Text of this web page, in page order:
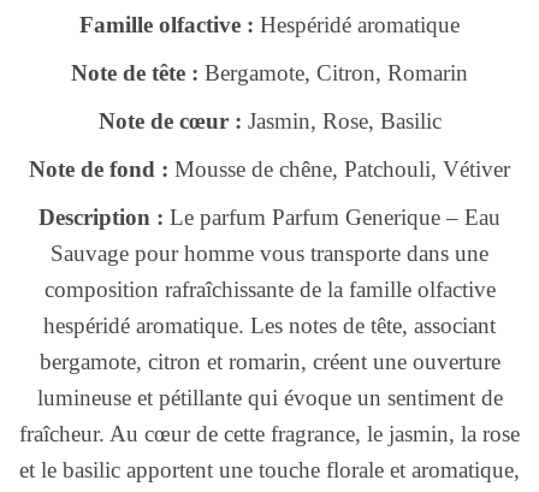
Famille olfactive : Hespéridé aromatique
Note de tête : Bergamote, Citron, Romarin
Note de cœur : Jasmin, Rose, Basilic
Note de fond : Mousse de chêne, Patchouli, Vétiver
Description : Le parfum Parfum Generique – Eau
Sauvage pour homme vous transporte dans une
composition rafraîchissante de la famille olfactive
hespéridé aromatique. Les notes de tête, associant
bergamote, citron et romarin, créent une ouverture
lumineuse et pétillante qui évoque un sentiment de
fraîcheur. Au cœur de cette fragrance, le jasmin, la rose
et le basilic apportent une touche florale et aromatique,